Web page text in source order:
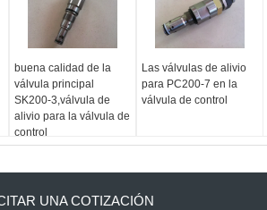
buena calidad de la
válvula principal
SK200-3,válvula de
alivio para la válvula de
control
Las válvulas de alivio
para PC200-7 en la
válvula de control
UNA COTIZACIÓN